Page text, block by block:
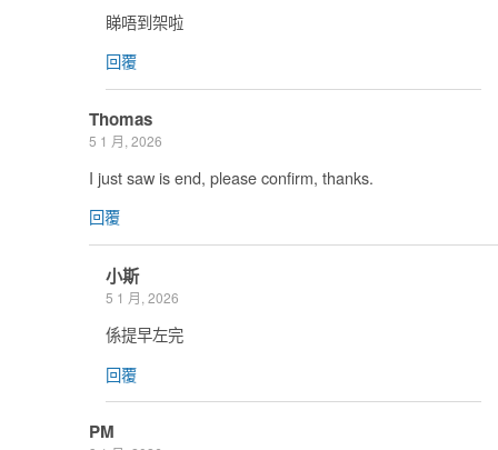
睇唔到架啦
回覆
Thomas
5 1 月, 2026
I just saw is end, please confirm, thanks.
回覆
小斯
5 1 月, 2026
係提早左完
回覆
PM